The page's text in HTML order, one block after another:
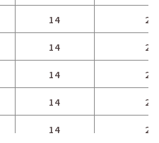
14 2
14 2
14 2
14 2
14 2